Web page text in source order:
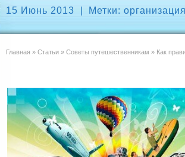
15 Июнь 2013 Метки:
Главная » Статьи » Советы путешественникам » Как